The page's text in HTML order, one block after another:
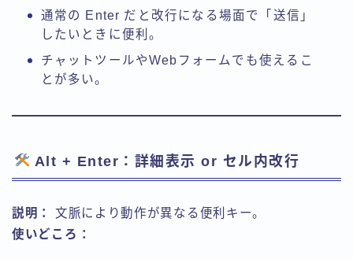
通常の Enter だと改行になる場面で「送信」
したいときに便利。
チャットツールやWebフォームでも使えるこ
とが多い。
Alt + Enter：詳細表示 or セル内改行
説明：
文脈により動作が異なる便利キー。
使いどころ：